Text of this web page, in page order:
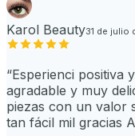
Karol Beauty31 de julio
“Esperienci positiva
agradable y muy
piezas con un valor
tan fácil mil gracias